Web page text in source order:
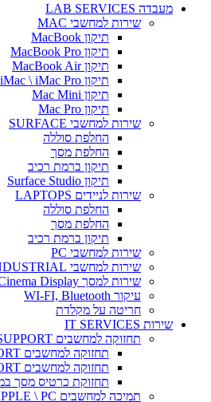
מעבדה LAB SERVICES
שירות למחשבי MAC
תיקון MacBook
תיקון MacBook Pro
תיקון MacBook Air
תיקון iMac \ iMac Pro
תיקון Mac Mini
תיקון Mac Pro
שירות למחשבי SURFACE
החלפת סוללה
החלפת מסך
תיקון ברמת רכיב
תיקון Surface Studio
שירות לניידים LAPTOPS
החלפת סוללה
החלפת מסך
תיקון ברמת רכיב
שירות למחשבי PC
שירות למחשבי INDUSTRIAL
שירות למסך Cinema Display
עיקור WI-FI, Bluetooth
חריטה על מקלדת
שירות IT SERVICES
תחזוקה למחשבים SUPPORT
תחזוקה למחשבים MAC SUPPORT
תחזוקה למחשבים PC SUPPORT
תחזוקת כרטיס מסך
תמיכה למחשבים APPLE \ PC